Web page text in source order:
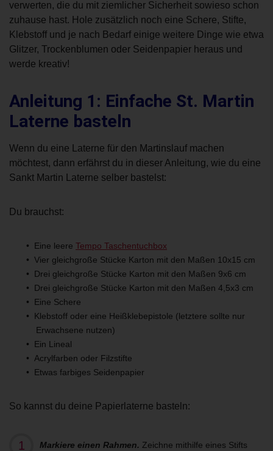
verwerten, die du mit ziemlicher Sicherheit sowieso schon
zuhause hast. Hole zusätzlich noch eine Schere, Stifte,
Klebstoff und je nach Bedarf einige weitere Dinge wie etwa
Glitzer, Trockenblumen oder Seidenpapier heraus und
werde kreativ!
Anleitung 1: Einfache St. Martin
Laterne basteln
Wenn du eine Laterne für den Martinslauf machen
möchtest, dann erfährst du in dieser Anleitung, wie du eine
Sankt Martin Laterne selber bastelst:
Du brauchst:
Eine leere Tempo Taschentuchbox
Vier gleichgroße Stücke Karton mit den Maßen 10x15 cm
Drei gleichgroße Stücke Karton mit den Maßen 9x6 cm
Drei gleichgroße Stücke Karton mit den Maßen 4,5x3 cm
Eine Schere
Klebstoff oder eine Heißklebepistole (letztere sollte nur
Erwachsene nutzen)
Ein Lineal
Acrylfarben oder Filzstifte
Etwas farbiges Seidenpapier
So kannst du deine Papierlaterne basteln:
Markiere einen Rahmen. Zeichne mithilfe eines Stifts